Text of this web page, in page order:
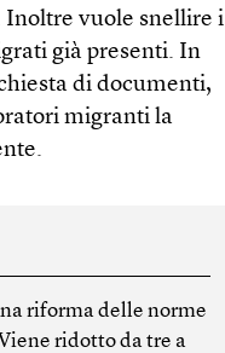
Inoltre vuole snellire i
già presenti. In
di documenti,
migranti la
riforma delle norme
ridotto da tre a